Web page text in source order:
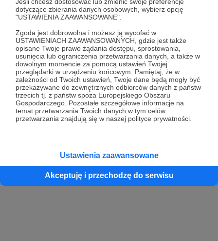
dotyczące zbierania danych osobowych, wybierz opcję
"USTAWIENIA ZAAWANSOWANE".
Zgoda jest dobrowolna i możesz ją wycofać w
USTAWIENIACH ZAAWANSOWANYCH, gdzie jest także
opisane Twoje prawo żądania dostępu, sprostowania,
usunięcia lub ograniczenia przetwarzania danych, a także w
dowolnym momencie za pomocą ustawień Twojej
przeglądarki w urządzeniu końcowym. Pamiętaj, że w
zależności od Twoich ustawień, Twoje dane będą mogły być
przekazywane do zewnętrznych odbiorców danych z państw
trzecich tj. z państw spoza Europejskiego Obszaru
Gospodarczego. Pozostałe szczegółowe informacje na
temat przetwarzania Twoich danych w tym celów
przetwarzania znajdują się w naszej polityce prywatności.
Ustawienia zaawansowane
Akceptuję i przechodzę do serwisu
lub
Kontynuuj z Google
Kontynuuj z Facebook
Kontynuuj z Apple
konta przez osobę niepełnoletnią” dostępny w regulaminie Patronite.pl